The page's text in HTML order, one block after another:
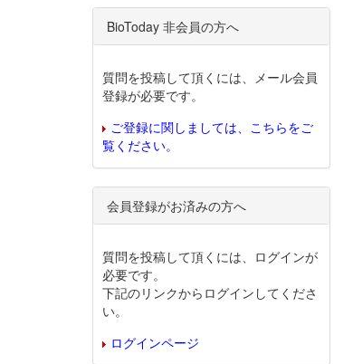
BioToday 非会員の方へ
質問を投稿して頂くには、メール会員
登録が必要です。
ご登録に関しましては、こちらをご
覧ください。
会員登録がお済みの方へ
質問を投稿して頂くには、ログインが
必要です。
下記のリンクからログインしてくださ
い。
ログインページ